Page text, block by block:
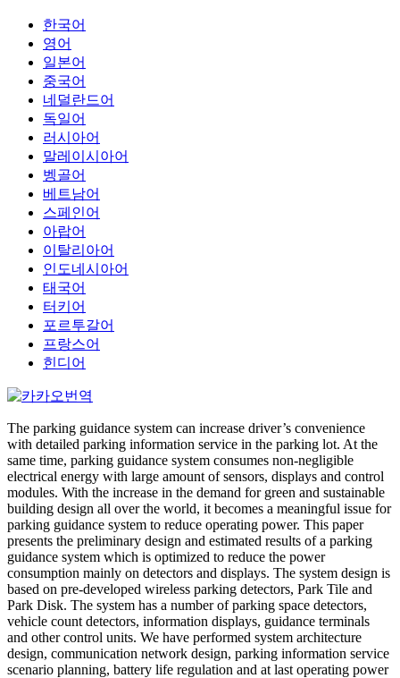
한국어
영어
일본어
중국어
네덜란드어
독일어
러시아어
말레이시아어
벵골어
베트남어
스페인어
아랍어
이탈리아어
인도네시아어
태국어
터키어
포르투갈어
프랑스어
힌디어
The parking guidance system can increase driver’s convenience
with detailed parking information service in the parking lot. At the
same time, parking guidance system consumes non-negligible
electrical energy with large amount of sensors, displays and control
modules. With the increase in the demand for green and sustainable
building design all over the world, it becomes a meaningful issue for
parking guidance system to reduce operating power. This paper
presents the preliminary design and estimated results of a parking
guidance system which is optimized to reduce the power
consumption mainly on detectors and displays. The system design is
based on pre-developed wireless parking detectors, Park Tile and
Park Disk. The system has a number of parking space detectors,
vehicle count detectors, information displays, guidance terminals
and other control units. We have performed system architecture
design, communication network design, parking information service
scenario planning, battery life regulation and at last operating power